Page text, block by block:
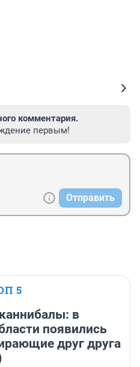
комментария.
первым!
Отправить
5
в
появились
друг друга